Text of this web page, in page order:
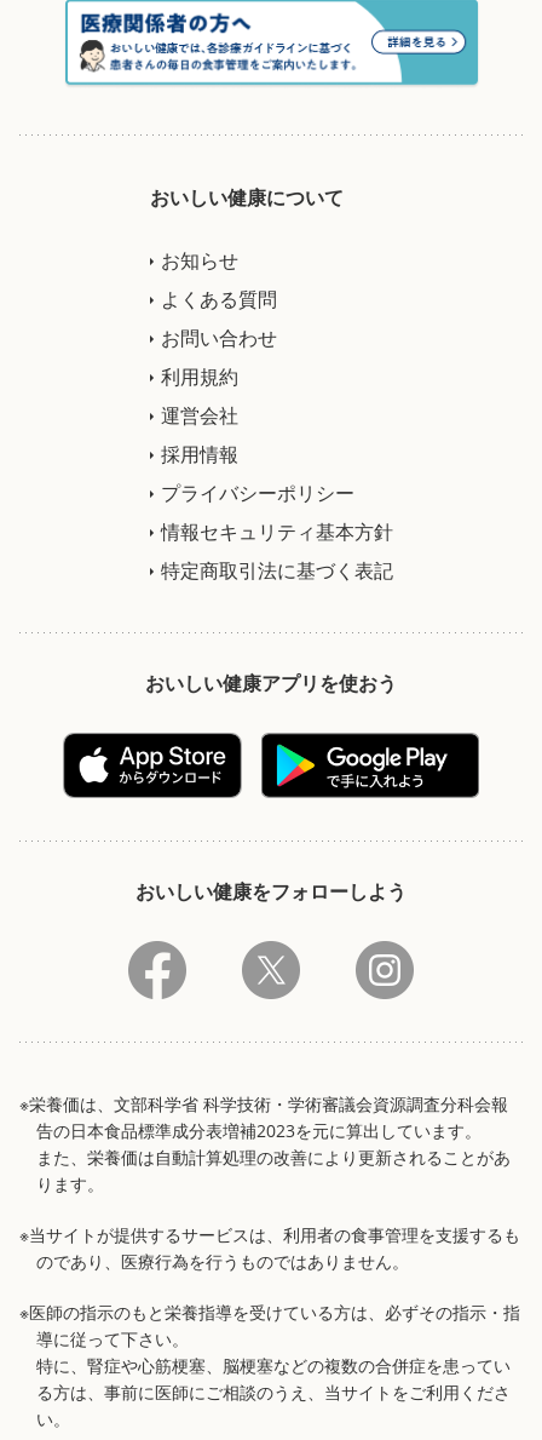
おいしい健康について
お知らせ
よくある質問
お問い合わせ
利用規約
運営会社
採用情報
プライバシーポリシー
情報セキュリティ基本方針
特定商取引法に基づく表記
おいしい健康アプリを使おう
おいしい健康をフォローしよう
※栄養価は、文部科学省 科学技術・学術審議会資源調査分科会報
告の日本食品標準成分表増補2023を元に算出しています。
また、栄養価は自動計算処理の改善により更新されることがあ
ります。
※当サイトが提供するサービスは、利用者の食事管理を支援するも
のであり、医療行為を行うものではありません。
※医師の指示のもと栄養指導を受けている方は、必ずその指示・指
導に従って下さい。
特に、腎症や心筋梗塞、脳梗塞などの複数の合併症を患ってい
る方は、事前に医師にご相談のうえ、当サイトをご利用くださ
い。